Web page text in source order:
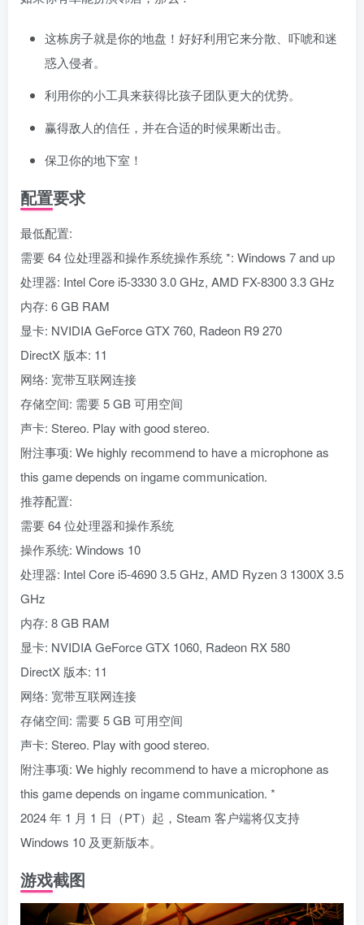
这栋房子就是你的地盘！好好利用它来分散、吓唬和迷
惑入侵者。
利用你的小工具来获得比孩子团队更大的优势。
赢得敌人的信任，并在合适的时候果断出击。
保卫你的地下室！
配置要求
最低配置:
需要 64 位处理器和操作系统操作系统 *: Windows 7 and up
处理器: Intel Core i5-3330 3.0 GHz, AMD FX-8300 3.3 GHz
内存: 6 GB RAM
显卡: NVIDIA GeForce GTX 760, Radeon R9 270
DirectX 版本: 11
网络: 宽带互联网连接
存储空间: 需要 5 GB 可用空间
声卡: Stereo. Play with good stereo.
附注事项: We highly recommend to have a microphone as
this game depends on ingame communication.
推荐配置:
需要 64 位处理器和操作系统
操作系统: Windows 10
处理器: Intel Core i5-4690 3.5 GHz, AMD Ryzen 3 1300X 3.5
GHz
内存: 8 GB RAM
显卡: NVIDIA GeForce GTX 1060, Radeon RX 580
DirectX 版本: 11
网络: 宽带互联网连接
存储空间: 需要 5 GB 可用空间
声卡: Stereo. Play with good stereo.
附注事项: We highly recommend to have a microphone as
this game depends on ingame communication. *
2024 年 1 月 1 日（PT）起，Steam 客户端将仅支持
Windows 10 及更新版本。
游戏截图